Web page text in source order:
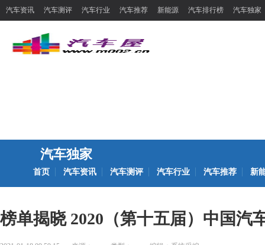
汽车资讯 汽车测评 汽车行业 汽车推荐 新能源 汽车排行榜 汽车独家
汽车独家
首页 汽车资讯 汽车测评 汽车行业 汽车推荐 新
榜单揭晓 2020（第十五届）中国汽